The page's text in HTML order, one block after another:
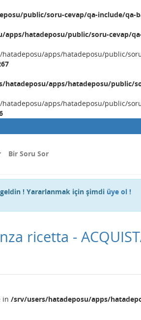
public/soru-cevap/qa-include/qa-
apps/hatadeposu/public/soru-cevap/
apps/hatadeposu/public/
hatadeposu/apps/hatadeposu/public/
apps/hatadeposu/public/
Bir Soru Sor
! Yararlanmak için şimdi üye ol !
ricetta -
in /srv/users/hatadeposu/apps/